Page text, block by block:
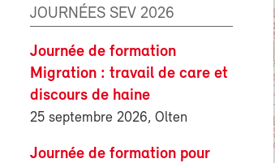
JOURNÉES SEV 2026
Journée de formation
Migration : travail de care et
discours de haine
25 septembre 2026, Olten
Journée de formation pour